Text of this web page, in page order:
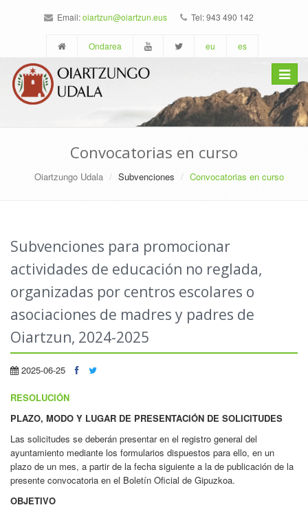
Email:oiartzun@oiartzun.eus Tel: 943 490 142
Ondarea eu es
Toggle
Convocatorias en curso
Oiartzungo Udala Subvenciones Convocatorias en curso
Subvenciones para promocionar
actividades de educación no reglada,
organizadas por centros escolares o
asociaciones de madres y padres de
Oiartzun, 2024-2025
2025-06-25
RESOLUCIÓN
PLAZO, MODO Y LUGAR DE PRESENTACIÓN DE SOLICITUDES
Las solicitudes se deberán presentar en el registro general del
ayuntamiento mediante los formularios dispuestos para ello, en un
plazo de un mes, a partir de la fecha siguiente a la de publicación de la
presente convocatoria en el Boletín Oficial de Gipuzkoa.
OBJETIVO